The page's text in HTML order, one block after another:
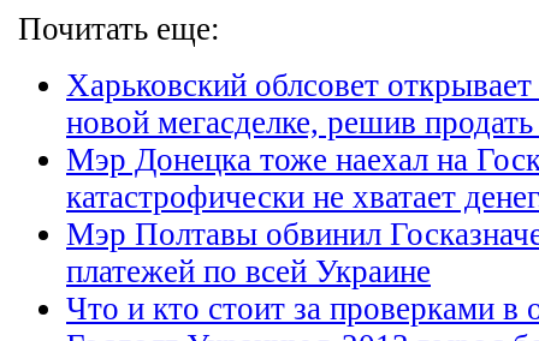
Почитать еще:
Харьковский облсовет
новой мегасделке, решив
Мэр Донецка тоже наехал на
катастрофически не хватает
Мэр Полтавы обвинил
платежей по всей Украине
Что и кто стоит за проверками в